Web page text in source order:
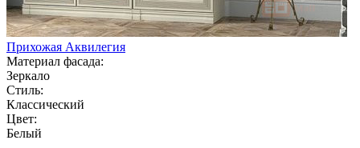
Прихожая Аквилегия
Материал фасада:
Зеркало
Стиль:
Классический
Цвет:
Белый